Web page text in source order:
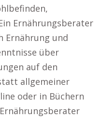
Ernährungsberater
Ernährung und
über
auf den
allgemeiner
oder in Büchern